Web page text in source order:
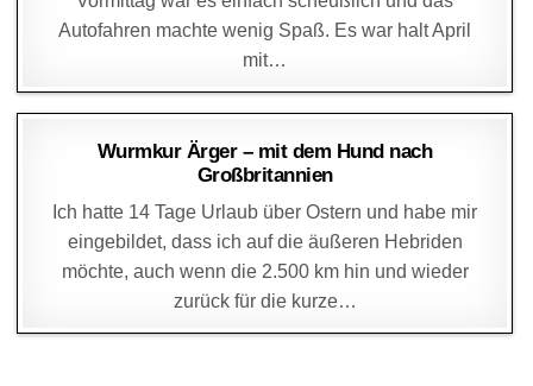
Autofahren machte wenig Spaß. Es war halt April
mit…
DAGMAR 6. APRIL 2014
Wurmkur Ärger – mit dem Hund nach
Großbritannien
Ich hatte 14 Tage Urlaub über Ostern und habe mir
eingebildet, dass ich auf die äußeren Hebriden
möchte, auch wenn die 2.500 km hin und wieder
zurück für die kurze…